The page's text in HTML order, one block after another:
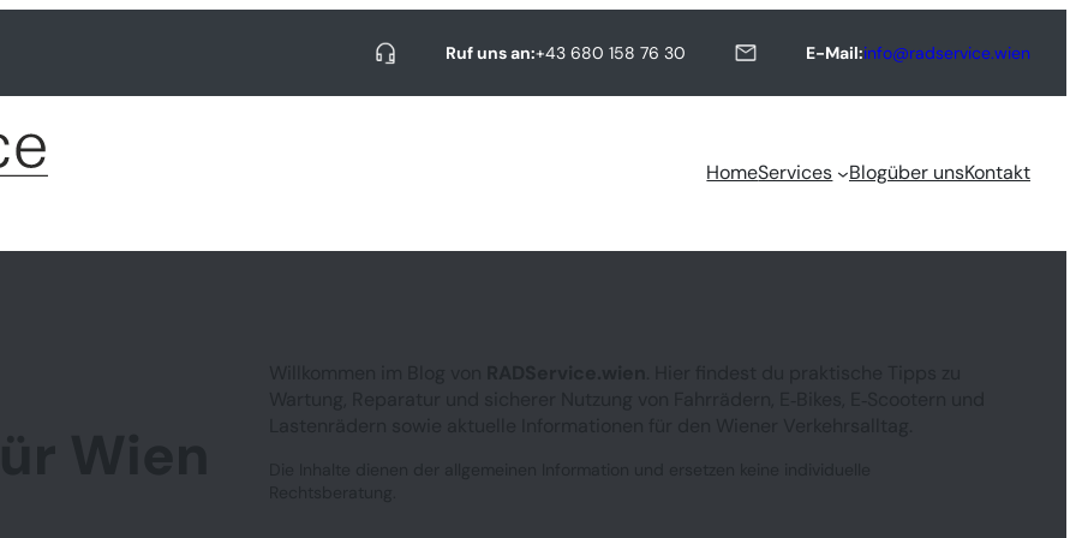
Ruf uns an:+43 680 158 76 30 E-Mail:info@radservice.wien
HomeServices Blogüber unsKontakt